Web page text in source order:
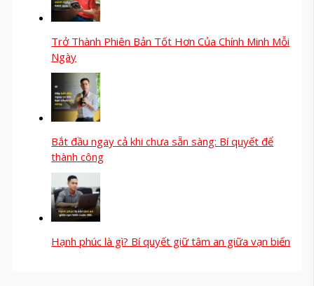
Trở Thành Phiên Bản Tốt Hơn Của Chính Minh Mỗi
Ngày
Bắt đầu ngay cả khi chưa sẵn sàng: Bí quyết để
thành công
Hạnh phúc là gì? Bí quyết giữ tâm an giữa vạn biến